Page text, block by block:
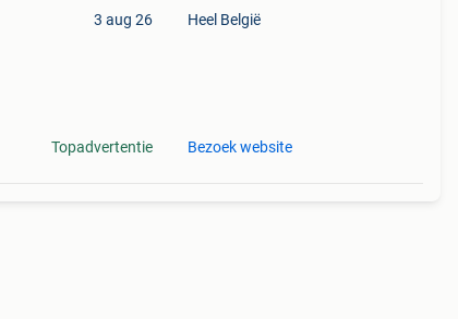
3 aug 26
Topadvertentie
Heel België
Bezoek website